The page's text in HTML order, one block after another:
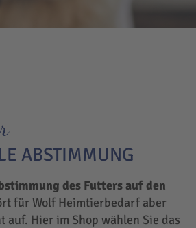
ABSTIMMUNG
des Futters auf den
für Wolf Heimtierbedarf aber
auf. Hier im Shop wählen Sie das